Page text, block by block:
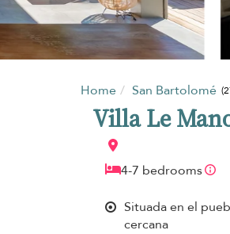
Home San Bartolomé
Villa Le
4-7 bedrooms
Situada en el
cercana